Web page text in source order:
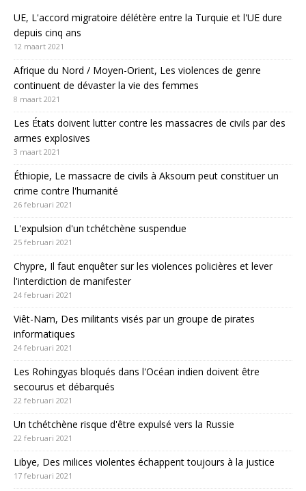
UE, L'accord migratoire délétère entre la Turquie et l'UE dure
depuis cinq ans
12 maart 2021
Afrique du Nord / Moyen-Orient, Les violences de genre
continuent de dévaster la vie des femmes
8 maart 2021
Les États doivent lutter contre les massacres de civils par des
armes explosives
3 maart 2021
Éthiopie, Le massacre de civils à Aksoum peut constituer un
crime contre l'humanité
26 februari 2021
L'expulsion d'un tchétchène suspendue
25 februari 2021
Chypre, Il faut enquêter sur les violences policières et lever
l'interdiction de manifester
24 februari 2021
Viêt-Nam, Des militants visés par un groupe de pirates
informatiques
24 februari 2021
Les Rohingyas bloqués dans l'Océan indien doivent être
secourus et débarqués
22 februari 2021
Un tchétchène risque d'être expulsé vers la Russie
22 februari 2021
Libye, Des milices violentes échappent toujours à la justice
17 februari 2021